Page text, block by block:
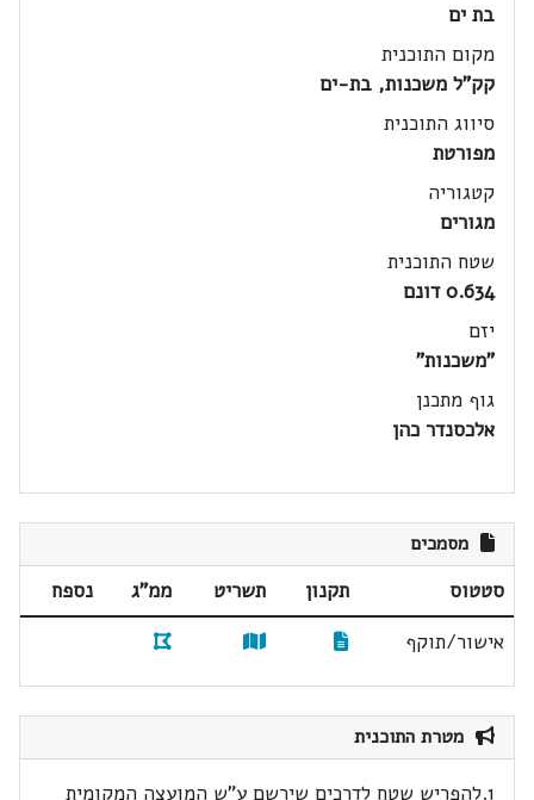
בת ים
מקום התוכנית
קק"ל משכנות, בת-ים
סיווג התוכנית
מפורטת
קטגוריה
מגורים
שטח התוכנית
0.634 דונם
יזם
"משכנות"
גוף מתכנן
אלכסנדר כהן
מסמכים
סטטוס תקנון תשריט ממ"ג
נספח
אישור/תוקף
מטרת התוכנית
1.להפריש שטח לדרכים שירשם ע"ש המועצה המקומית